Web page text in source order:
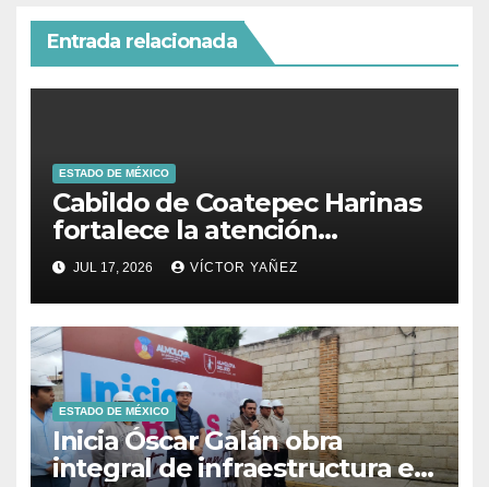
Entrada relacionada
ESTADO DE MÉXICO
Cabildo de Coatepec Harinas
fortalece la atención
ciudadana y la toma de
decisiones
JUL 17, 2026 VÍCTOR YAÑEZ
ESTADO DE MÉXICO
Inicia Óscar Galán obra
integral de infraestructura en